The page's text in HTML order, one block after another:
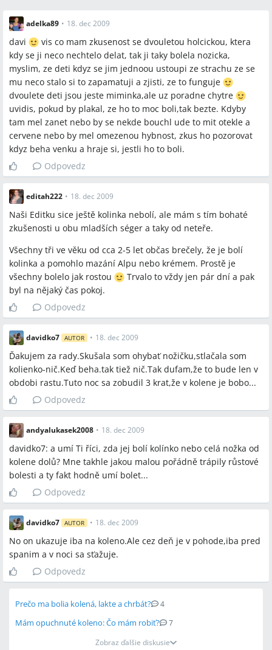
Zhoda
Bolesti kolien u predškolských detí sa najčastejšie objavujú
večer a v noci.
Pri absencii objektívnych príznakov (opuch, začervenanie,
obmedzená hybnosť) lekári často uvažujú o rastových alebo
funkčných bolestiach.
Pri pretrvávajúcich alebo zhoršujúcich sa príznakoch je
potrebné komplexné vyšetrenie vrátane krvného obrazu,
CRP, sedimentácie a špecialistických konzultácií.
Sporné názory
Niektorí rodičia a diskutujúci považujú bolesti za
psychogénne alebo za prostriedok na získanie pozornosti,
zatiaľ čo iní poukázali na prípady, kde bežné bolesti kolien
viedli k vážnej diagnóze (napr. leukémia) alebo k potvrdeniu
reumatologickej diagnózy.
Jeden názor je, že rastové bolesti rýchlo prejdú po topickej
liečbe (Alpa, krém), iný názor uvádza dlhodobé chronické
bolesti vyžadujúce vyšetrenia a liečbu (napr. hypermobilita,
hypotonický syndróm).
Otvorené otázky
Prečo majú niektoré deti rozsiahle a chronické kĺbové
bolesti, keď sú všetky rutinné vyšetrenia normálne?
Ako dlho je bezpečné pravidelné používanie NSAID
(Nurofen/Brufen) u detí pri častých bolestiach bez
definitívnej diagnózy?
Spomenuté značky a firmy
Alpa, Indulona, Nivea, Marina, Nurofen, Paralen, Brufen,
Calpol, BiominH, Vigantol, Kramáre, Národný ústav Piešťany,
Reumatológia Košice, Banská Bystrica, Smokovec
Spomenuté produkty a metódy
Nurofen, Paralen, Brufen, Calpol, Alpa, Indulona, Nivea, konská
diéta, CRP, sedimentácia, kompletný krvný obraz, diferenciálny
leukogram, ASLO, LATEX, borelióza, EBV IgG/IgM, CMV IgG/IgM,
onkomarkery, USG bruška, RTG, sonografia, synovitída,
juvenilná idiopatická artritída, hypermobilita kĺbov,
adelka89 • 18. dec 2009
davi
vis co mam zkusenost se dvouletou holcickou, ktera
kdy se ji neco nechtelo delat, tak ji taky bolela nozicka,
myslim, ze deti kdyz se jim jednoou ustoupi ze strachu ze se
mu neco stalo si to zapamatuji a zjisti, ze to funguje
dvoulete deti jsou jeste miminka,ale uz poradne chytre
uvidis, pokud by plakal, ze ho to moc boli,tak bezte. Kdyby
tam mel zanet nebo by se nekde bouchl ude to mit otekle a
cervene nebo by mel omezenou hybnost, zkus ho pozorovat
kdyz beha venku a hraje si, jestli ho to boli.
Odpovedz
editah222 • 18. dec 2009
Naši Editku sice ještě kolinka nebolí, ale mám s tím bohaté
zkušenosti u obu mladších séger a taky od neteře.
Všechny tři ve věku od cca 2-5 let občas brečely, že je bolí
kolinka a pomohlo mazání Alpu nebo krémem. Prostě je
všechny bolelo jak rostou
Trvalo to vždy jen pár dní a pak
byl na nějaký čas pokoj.
Odpovedz
davidko7 AUTOR • 18. dec 2009
Ďakujem za rady.Skušala som ohybať nožičku,stlačala som
kolienko-nič.Keď beha.tak tiež nič.Tak dufam,že to bude len v
obdobi rastu.Tuto noc sa zobudil 3 krat,že v kolene je bobo...
Odpovedz
andyalukasek2008 • 18. dec 2009
davidko7: a umí Ti říci, zda jej bolí kolínko nebo celá nožka od
kolene dolů? Mne takhle jakou malou pořádně trápily růstové
bolesti a ty fakt hodně umí bolet...
Odpovedz
davidko7 AUTOR • 18. dec 2009
No on ukazuje iba na koleno.Ale cez deň je v pohode,iba pred
spanim a v noci sa sťažuje.
Odpovedz
Prečo ma bolia kolená, lakte a chrbát? 4
Mám opuchnuté koleno: Čo mám robiť?
7
Zobraz ďalšie diskusie